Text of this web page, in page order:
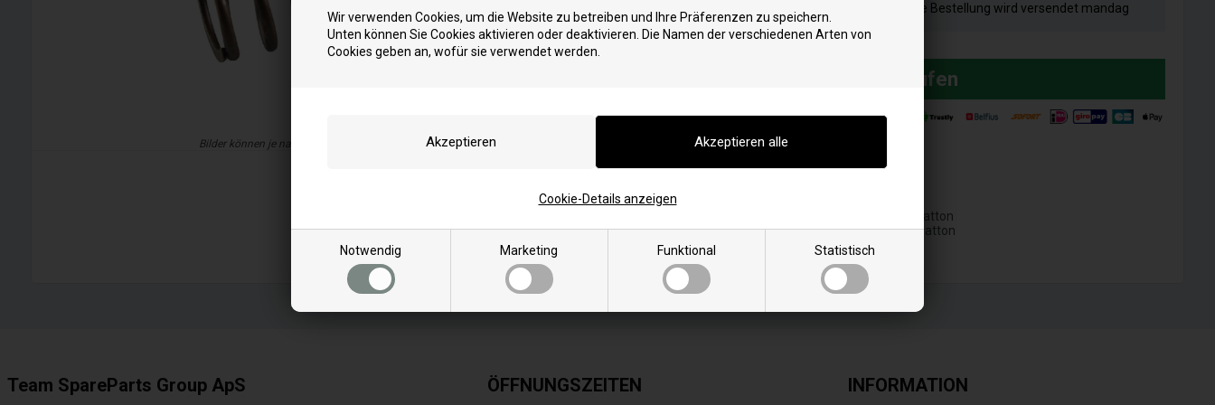
Wir verwenden Cookies, um die Website zu betreiben und Ihre Präferenzen zu speichern.
Unten können Sie Cookies aktivieren oder deaktivieren. Die Namen der verschiedenen Arten von
Cookies geben an, wofür sie verwendet werden.
Notwendig Marketing Funktional Statistisch
Cookie-Details anzeigen
Bilder können je nach Modell abweichen
Schnelle Lieferung - Paketnummer an E-Mail
Ihre Bestellung wird versendet mandag
Kaufen
EAN: 8716106491537
Originalnummer: 691605
Passend für Maschinen-/Fahrzeugmarke: Briggs & Stratton
Passend für Maschinen-/Fahrzeugmodell: Briggs & Stratton
Team SpareParts Group ApS ÖFFNUNGSZEITEN INFORMATION